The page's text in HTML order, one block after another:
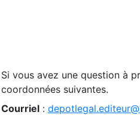
Si vous avez une question à
coordonnées suivantes.
Courriel :